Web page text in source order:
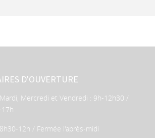
D'OUVERTURE
Mercredi et Vendredi : 9h-12h30 /
12h / Fermée l'après-midi